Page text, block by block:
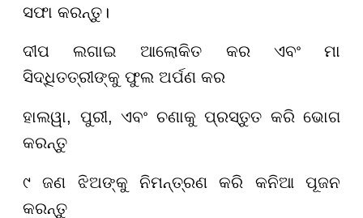
ସଫା କରନ୍ତୁ।
ଦୀପ ଲଗାଇ ଆଲୋକିତ କର ଏବଂ ମା
ସିଦ୍ଧିତତ୍ରୀଙ୍କୁ ଫୁଲ ଅର୍ପଣ କର
ହାଲୱା, ପୁରୀ, ଏବଂ ଚଣାକୁ ପ୍ରସ୍ତୁତ କରି ଭୋଗ
କରନ୍ତୁ
୯ ଜଣ ଝିଅଙ୍କୁ ନିମନ୍ତ୍ରଣ କରି କନିଆ ପୂଜନ
କରନ୍ତୁ